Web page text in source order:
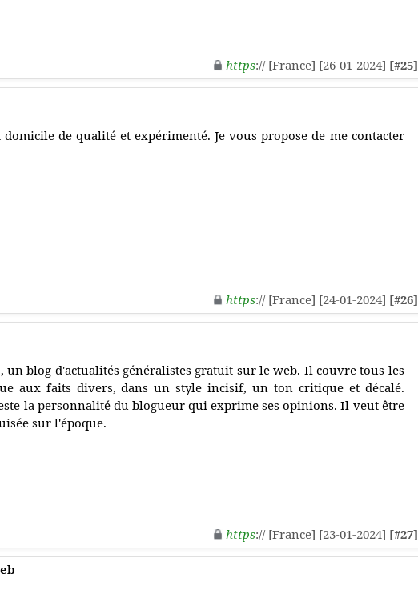
https:// [France] [26-01-2024] [#25]
de qualité et expérimenté. Je vous propose de me contacter
https:// [France] [24-01-2024] [#26]
un blog d'actualités généralistes gratuit sur le web. Il couvre tous les
aux faits divers, dans un style incisif, un ton critique et décalé.
la personnalité du blogueur qui exprime ses opinions. Il veut être
sur l'époque.
https:// [France] [23-01-2024] [#27]